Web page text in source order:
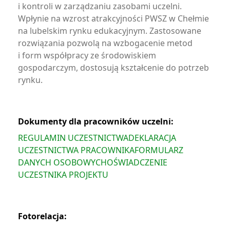
i kontroli w zarządzaniu zasobami uczelni.
Wpłynie na wzrost atrakcyjności PWSZ w Chełmie
na lubelskim rynku edukacyjnym. Zastosowane
rozwiązania pozwolą na wzbogacenie metod
i form współpracy ze środowiskiem
gospodarczym, dostosują kształcenie do potrzeb
rynku.
Dokumenty dla pracowników uczelni:
REGULAMIN UCZESTNICTWADEKLARACJA
UCZESTNICTWA PRACOWNIKAFORMULARZ
DANYCH OSOBOWYCHOŚWIADCZENIE
UCZESTNIKA PROJEKTU
Fotorelacja: